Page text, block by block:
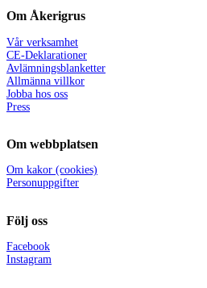
Om Åkerigrus
Vår verksamhet
CE-Deklarationer
Avlämningsblanketter
Allmänna villkor
Jobba hos oss
Press
Om webbplatsen
Om kakor (cookies)
Personuppgifter
Följ oss
Facebook
Instagram